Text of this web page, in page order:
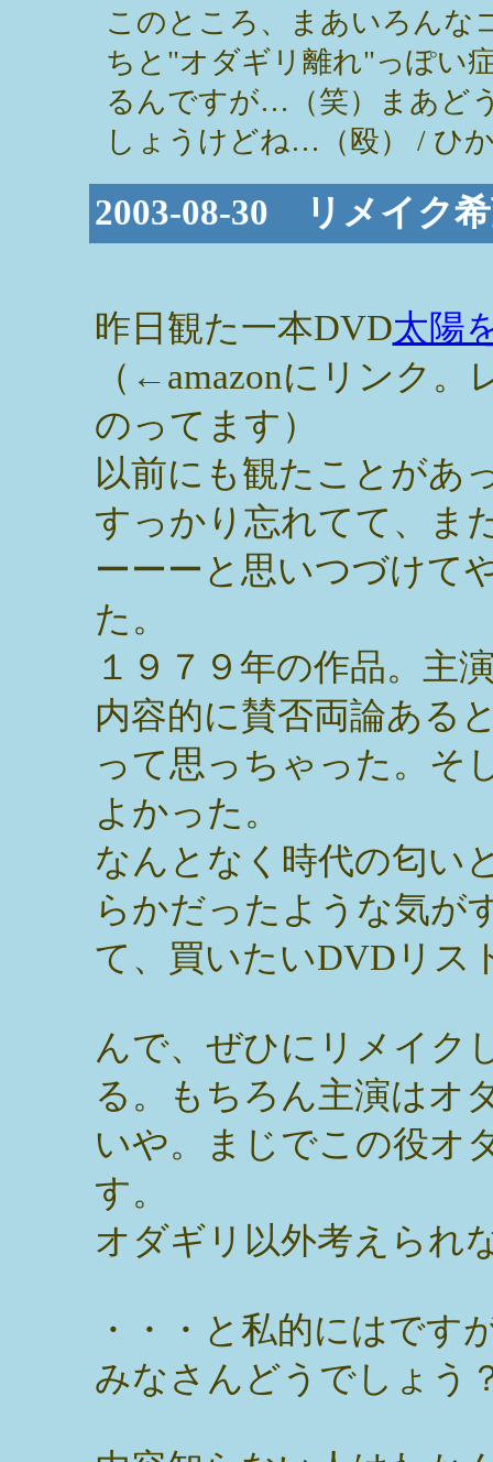
このところ、まあいろんな
ちと"オダギリ離れ"っぽい
るんですが…（笑）まあど
しょうけどね…（殴） / ひ
2003-08-30 リメイク
昨日観た一本DVD太陽
（←amazonにリンク。
のってます）
以前にも観たことがあ
すっかり忘れてて、ま
ーーーと思いつづけて
た。
１９７９年の作品。主
内容的に賛否両論ある
って思っちゃった。そ
よかった。
なんとなく時代の匂い
らかだったような気が
て、買いたいDVDリス
んで、ぜひにリメイク
る。もちろん主演はオ
いや。まじでこの役オ
す。
オダギリ以外考えられ
・・・と私的にはです
みなさんどうでしょう